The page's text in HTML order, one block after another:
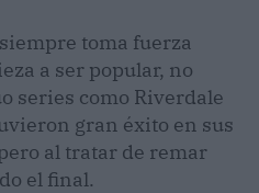
toma fuerza
a ser popular, no
series como Riverdale
gran éxito en sus
al tratar de remar
el final.